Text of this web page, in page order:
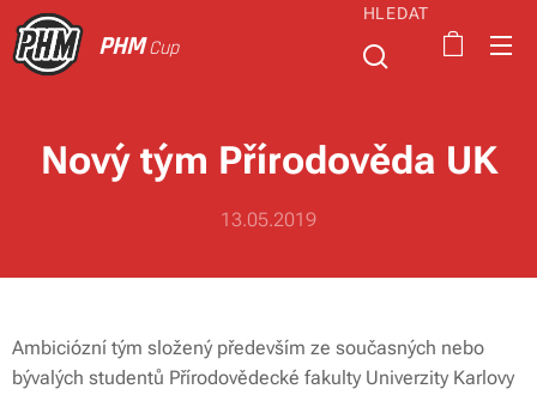
PHMCup
HLEDAT
Nový tým Přírodověda UK
13.05.2019
Ambiciózní tým složený především ze současných nebo
bývalých studentů Přírodovědecké fakulty Univerzity Karlovy